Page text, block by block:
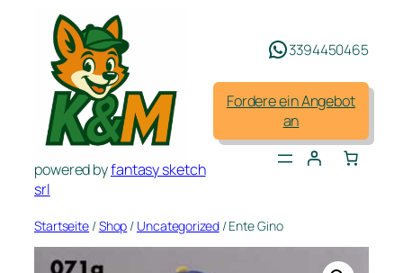
springen
powered byfantasy sketch
srl
3394450465
Fordere ein Angebot
an
Startseite /Shop / Uncategorized/ Ente Gino